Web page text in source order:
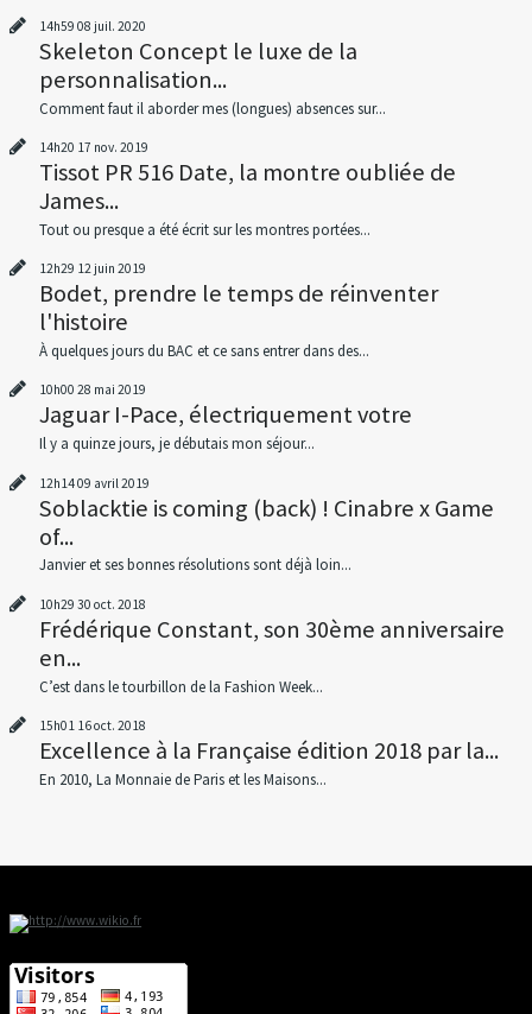
14h59 08 juil. 2020
Skeleton Concept le luxe de la
personnalisation...
Comment faut il aborder mes (longues) absences sur...
14h20 17 nov. 2019
Tissot PR 516 Date, la montre oubliée de
James...
Tout ou presque a été écrit sur les montres portées...
12h29 12 juin 2019
Bodet, prendre le temps de réinventer
l'histoire
À quelques jours du BAC et ce sans entrer dans des...
10h00 28 mai 2019
Jaguar I-Pace, électriquement votre
Il y a quinze jours, je débutais mon séjour...
12h1409 avril 2019
Soblacktie is coming (back) ! Cinabre x Game
of...
Janvier et ses bonnes résolutions sont déjà loin...
10h29 30 oct. 2018
Frédérique Constant, son 30ème anniversaire
en...
C’est dans le tourbillon de la Fashion Week...
15h01 16oct. 2018
Excellence à la Française édition 2018 par la...
En 2010, La Monnaie de Paris et les Maisons...